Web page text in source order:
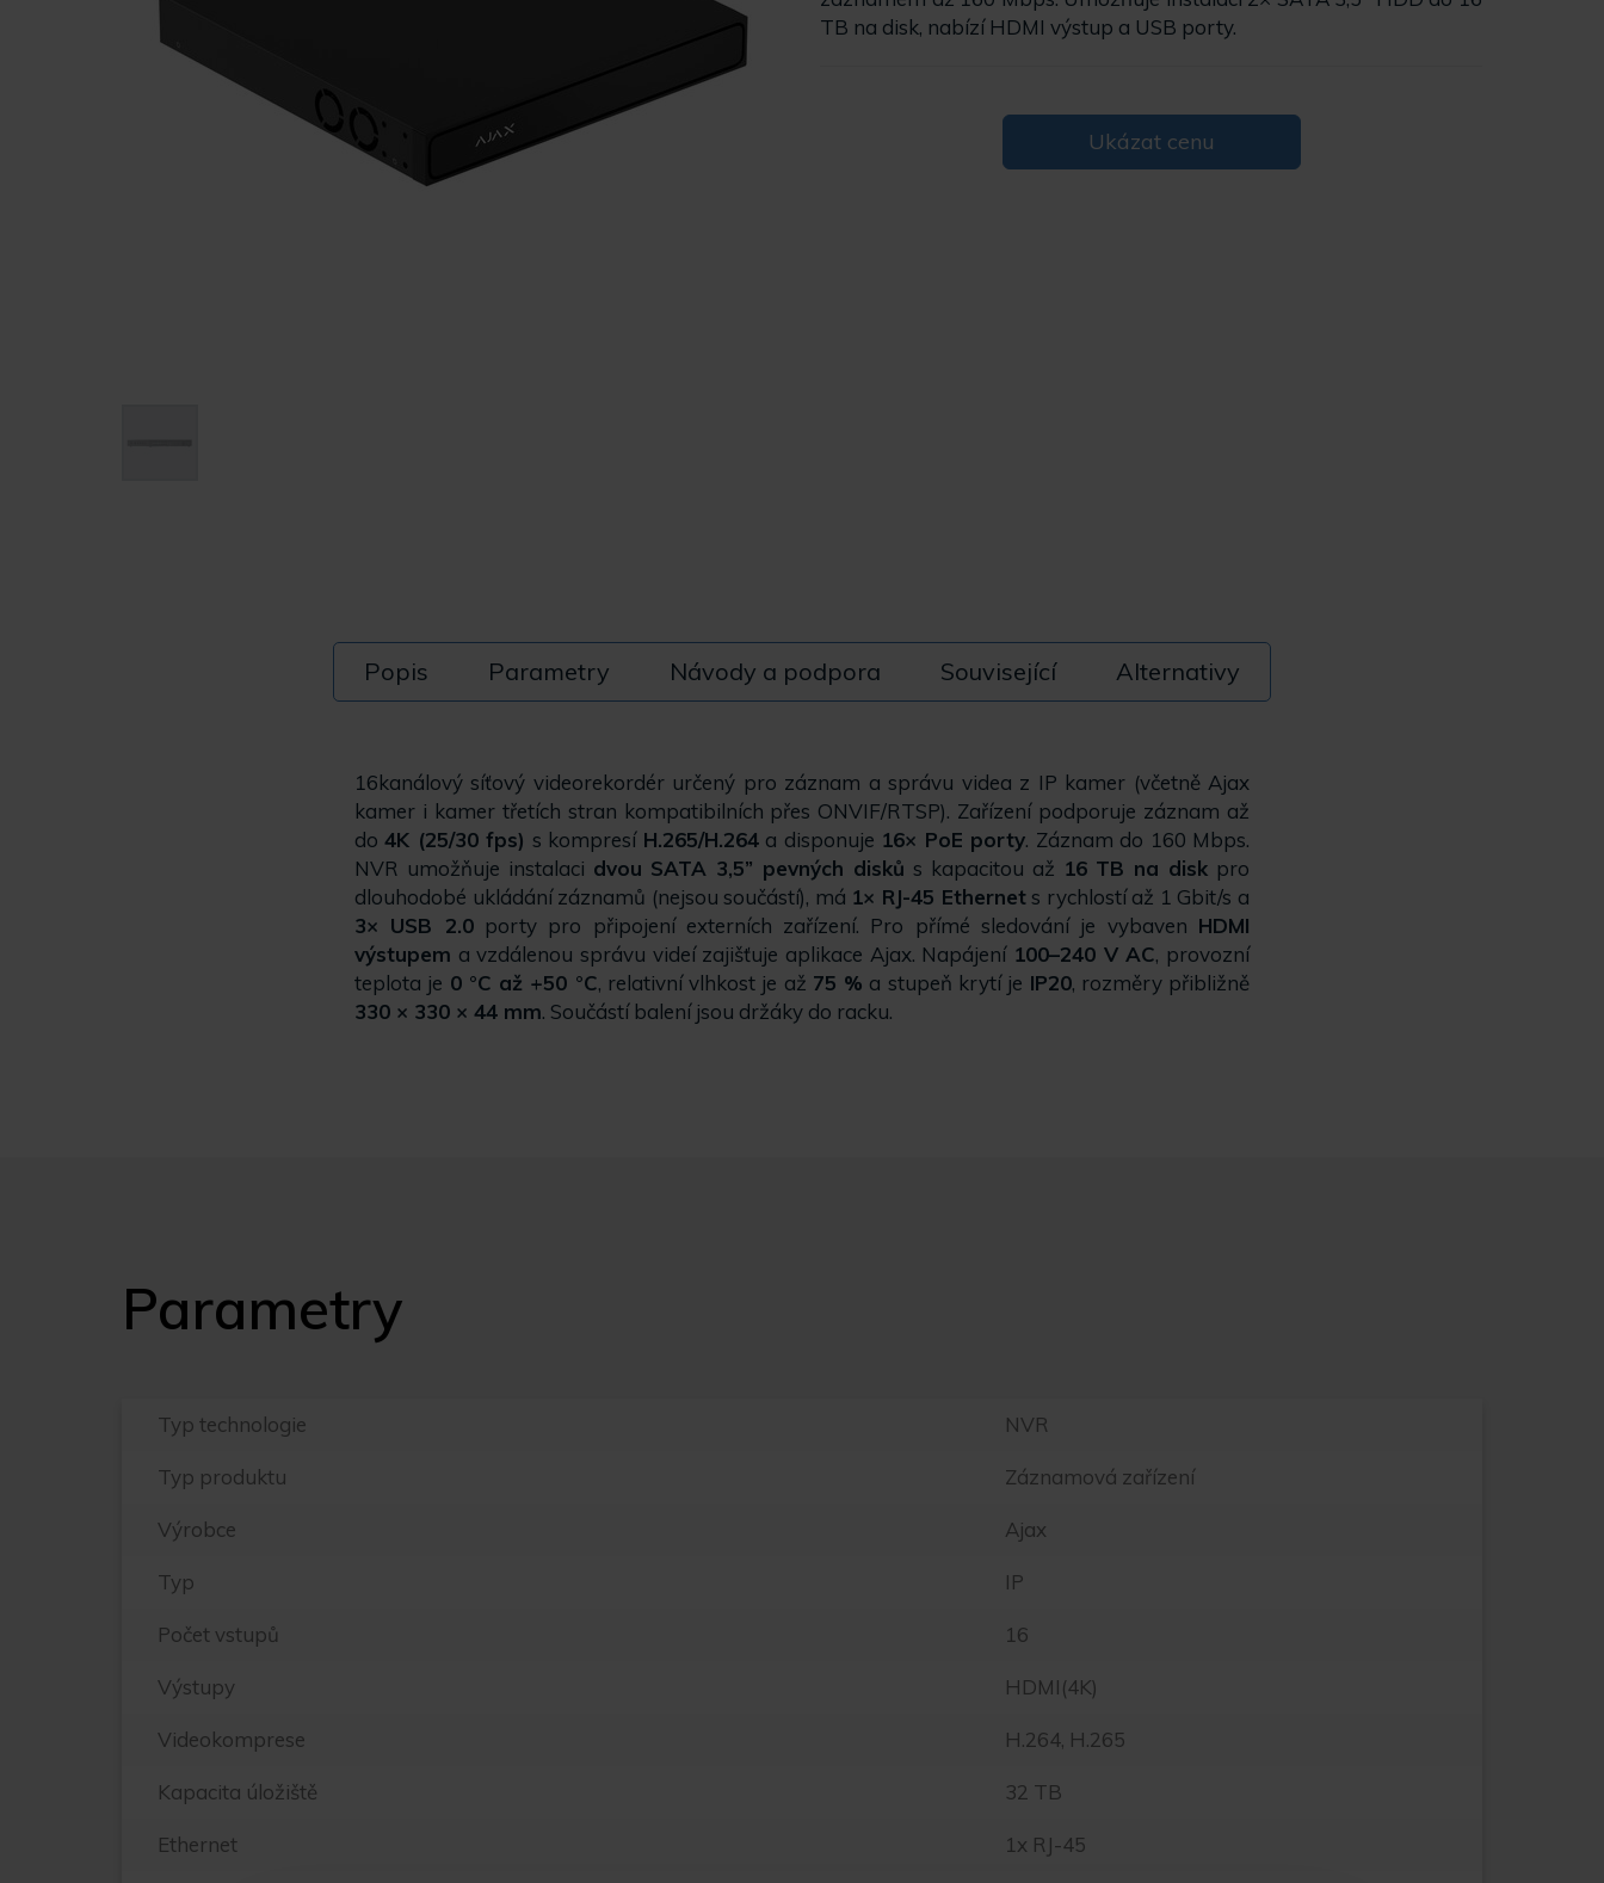
TB na disk, nabízí HDMI výstup a USB porty.
Ukázat cenu
Popis Parametry Návody a podpora Související Alternativy
16kanálový síťový videorekordér určený pro záznam a správu videa z IP kamer (včetně Ajax
kamer i kamer třetích stran kompatibilních přes ONVIF/RTSP). Zařízení podporuje záznam až
do4K (25/30 fps) s kompresí H.265/H.264a disponuje 16× PoE porty. Záznam do 160 Mbps.
NVR umožňuje instalaci dvou SATA 3,5” pevných disků s kapacitou až 16 TB na disk pro
dlouhodobé ukládání záznamů (nejsou součástí), má 1× RJ-45 Ethernets rychlostí až 1 Gbit/s a
3× USB 2.0porty pro připojení externích zařízení. Pro přímé sledování je vybaven HDMI
výstupem a vzdálenou správu videí zajišťuje aplikace Ajax. Napájení 100–240 V AC, provozní
teplota je 0 °C až +50 °C, relativní vlhkost je až 75 % a stupeň krytí je IP20, rozměry přibližně
330 × 330 × 44 mm. Součástí balení jsou držáky do racku.
Parametry
Typ technologie NVR
Typ produktu Záznamová zařízení
Výrobce Ajax
Typ IP
Počet vstupů 16
Výstupy HDMI(4K)
Videokomprese H.264, H.265
Kapacita úložiště 32 TB
Ethernet 1x RJ-45